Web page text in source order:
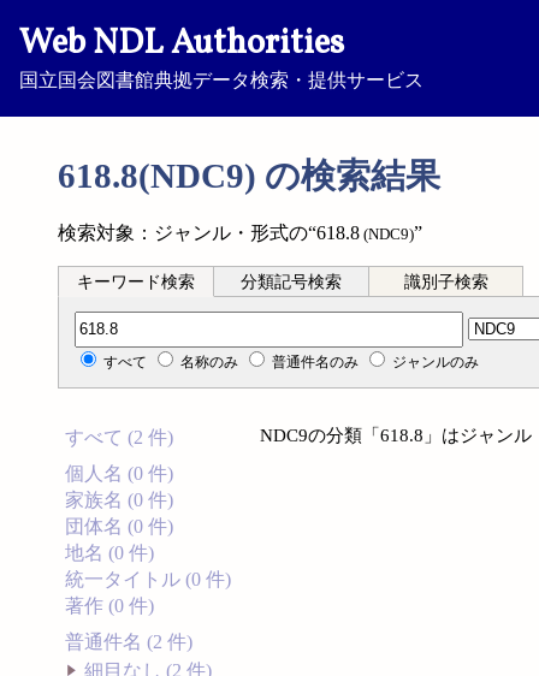
Web NDL Authorities
国立国会図書館典拠データ検索・提供サービス
618.8(NDC9) の検索結果
検索対象：ジャンル・形式の“618.8 (NDC9)”
キーワード検索 分類記号検索 識別子検索
分類記号検索
すべて 名称のみ 普通件名のみ ジャンルのみ
すべて (2 件)
個人名 (0 件)
家族名 (0 件)
団体名 (0 件)
地名 (0 件)
統一タイトル (0 件)
著作 (0 件)
普通件名 (2 件)
細目なし (2 件)
NDC9の分類「618.8」はジャン